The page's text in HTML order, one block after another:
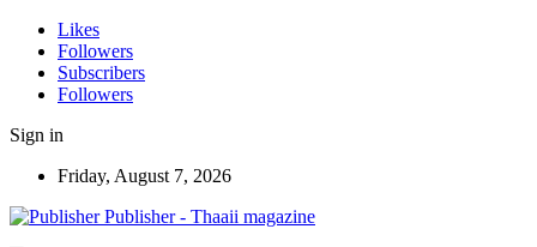
Likes
Followers
Subscribers
Followers
Sign in
Friday, August 7, 2026
Publisher - Thaaii magazine